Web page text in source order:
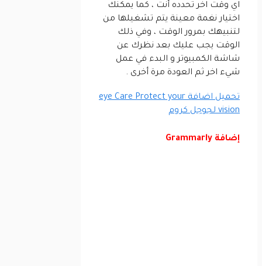
اي وقت اخر تحدده أنت ، كما يمكنك
اختيار نغمة معينة يتم تشغيلها من
لتنبيهك بمرور الوقت ، وفي ذلك
الوقت يجب عليك بعد نظرك عن
شاشة الكمبيوتر و البدء في عمل
شيء اخر ثم العودة مرة أخرى .
تحميل اضافة eye Care Protect your
vision لجوجل كروم
إضافة Grammarly